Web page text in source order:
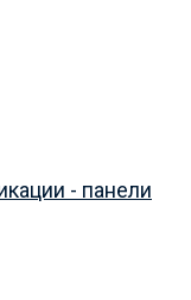
- панели